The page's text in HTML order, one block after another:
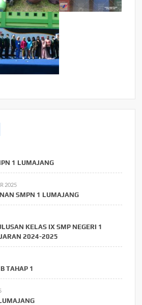
1 LUMAJANG
2025
SMPN 1 LUMAJANG
KELAS IX SMP NEGERI 1
2024-2025
TAHAP 1